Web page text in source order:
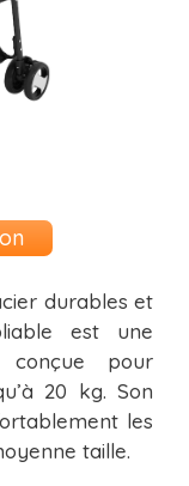
durables et
est une
conçue pour
20 kg. Son
les
taille.